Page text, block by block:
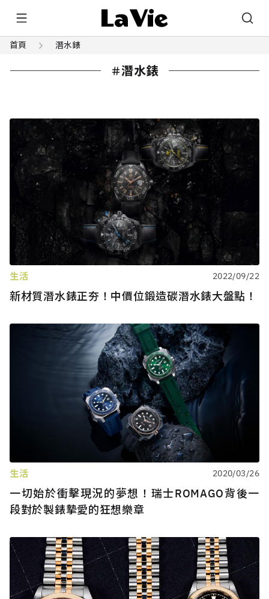
首頁 潛水錶
潛水錶
生活 2022/09/22
新材質潛水錶正夯！中價位鍛造碳潛水錶大盤點！
生活 2020/03/26
一切始於衝擊現況的夢想！瑞士ROMAGO背後一
段對於製錶摯愛的狂想樂章